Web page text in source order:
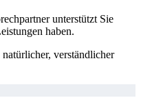
unterstützt Sie
haben.
verständlicher